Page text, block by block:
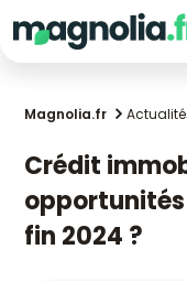
Magnolia.fr
Crédit immobilier : quelles
fin 2024 ?